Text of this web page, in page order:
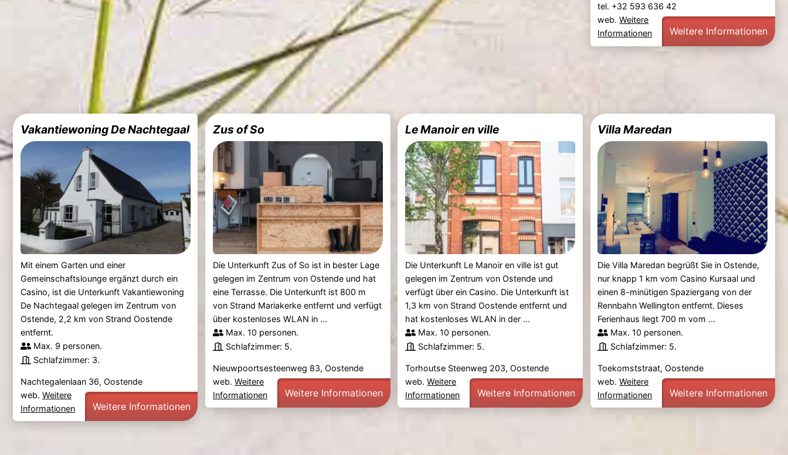
tel. +32 593 636 42
web.Weitere
Informationen
Weitere Informationen
Vakantiewoning De Nachtegaal
Mit einem Garten und einer
Gemeinschaftslounge ergänzt durch ein
Casino, ist die Unterkunft Vakantiewoning
De Nachtegaal gelegen im Zentrum von
Ostende, 2,2 km von Strand Oostende
entfernt.
Max. 9 personen.
Schlafzimmer: 3.
Nachtegalenlaan 36, Oostende
web. Weitere
Informationen
Weitere Informationen
Zus of So
Die Unterkunft Zus of So ist in bester Lage
gelegen im Zentrum von Ostende und hat
eine Terrasse. Die Unterkunft ist 800 m
von Strand Mariakerke entfernt und verfügt
über kostenloses WLAN in ...
Max. 10 personen.
Schlafzimmer: 5.
Nieuwpoortsesteenweg 83, Oostende
web. Weitere
Informationen
Weitere Informationen
Le Manoir en ville
Die Unterkunft Le Manoir en ville ist gut
gelegen im Zentrum von Ostende und
verfügt über ein Casino. Die Unterkunft ist
1,3 km von Strand Oostende entfernt und
hat kostenloses WLAN in der ...
Max. 10 personen.
Schlafzimmer: 5.
Torhoutse Steenweg 203, Oostende
web.Weitere
Informationen
Weitere Informationen
Villa Maredan
Die Villa Maredan begrüßt Sie in Ostende,
nur knapp 1 km vom Casino Kursaal und
einen 8-minütigen Spaziergang von der
Rennbahn Wellington entfernt. Dieses
Ferienhaus liegt 700 m vom ...
Max. 10 personen.
Schlafzimmer: 5.
Toekomststraat, Oostende
web.Weitere
Informationen
Weitere Informationen